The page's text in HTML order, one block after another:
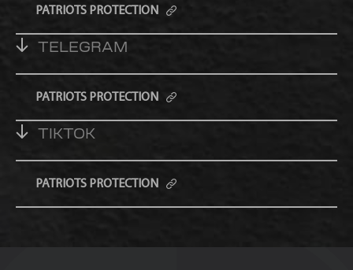
PATRIOTS PROTECTION
TELEGRAM
PATRIOTS PROTECTION
TIKTOK
PATRIOTS PROTECTION